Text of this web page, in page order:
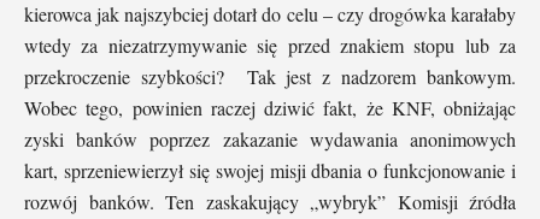
kierowca jak najszybciej dotarł do celu – czy drogówka karałaby
wtedy za niezatrzymywanie się przed znakiem stopu lub za
przekroczenie szybkości? Tak jest z nadzorem bankowym.
Wobec tego, powinien raczej dziwić fakt, że KNF, obniżając
zyski banków poprzez zakazanie wydawania anonimowych
kart, sprzeniewierzył się swojej misji dbania o funkcjonowanie i
rozwój banków. Ten zaskakujący „wybryk” Komisji źródła